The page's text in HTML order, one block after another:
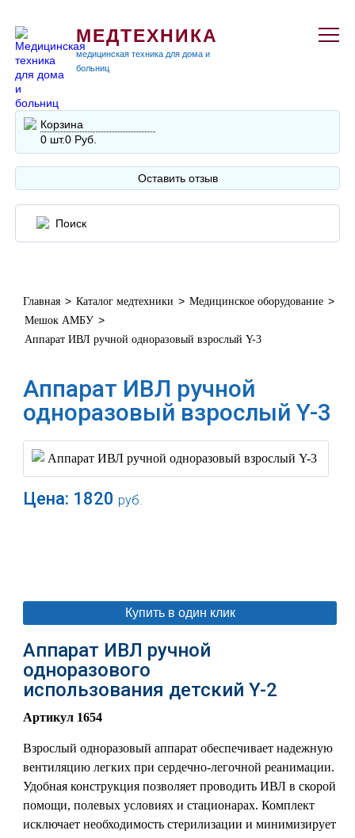
МЕДТЕХНИКА
медицинская техника для дома и
больниц
Корзина
0 шт.0 Руб.
Оставить отзыв
Главная > Каталог медтехники > Медицинское оборудование >
Мешок АМБУ >
Аппарат ИВЛ ручной одноразовый взрослый Y-3
Аппарат ИВЛ ручной
одноразовый взрослый Y-3
Цена: 1820 руб.
Купить в один клик
Аппарат ИВЛ ручной
одноразового
использования детский Y-2
Артикул 1654
Взрослый одноразовый аппарат обеспечивает надежную
вентиляцию легких при сердечно-легочной реанимации.
Удобная конструкция позволяет проводить ИВЛ в скорой
помощи, полевых условиях и стационарах. Комплект
исключает необходимость стерилизации и минимизирует